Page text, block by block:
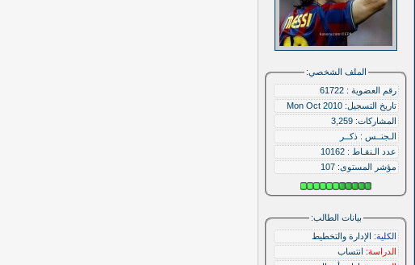
الملف الشخصي:
رقم العضوية : 61722
تاريخ التسجيل: Mon Oct 2010
المشاركات: 3,259
الـجنــس : ذكــر
عدد الـنقـاط : 10162
مؤشر المستوى: 107
بيانات الطالب:
الكلية: الإدارة والتخطيط
الدراسة: انتساب